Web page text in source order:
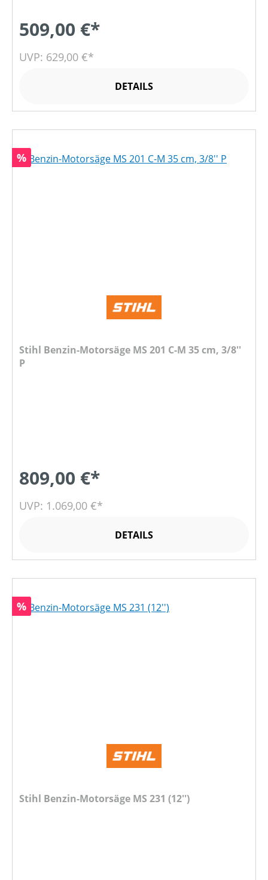
509,00 €*
UVP: 629,00 €*
DETAILS
Rabatt
%
Stihl Benzin-Motorsäge MS 201 C-M 35 cm, 3/8''
P
809,00 €*
UVP: 1.069,00 €*
DETAILS
Rabatt
%
Stihl Benzin-Motorsäge MS 231 (12'')